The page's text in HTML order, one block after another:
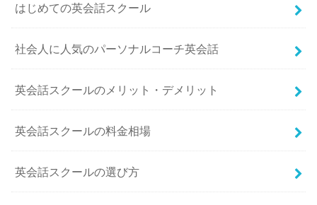
はじめての英会話スクール
社会人に人気のパーソナルコーチ英会話
英会話スクールのメリット・デメリット
英会話スクールの料金相場
英会話スクールの選び方